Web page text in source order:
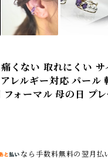
くない 取れにくい
レルギー対応 パール
フォーマル 母の日 プレ
なら 手数料無料の 翌月払